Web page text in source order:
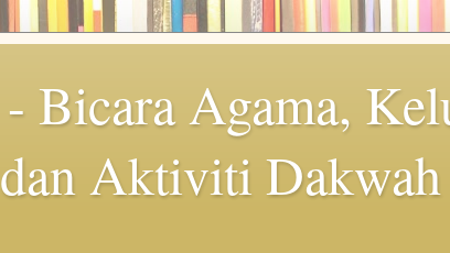
Bicara Agama,
Aktiviti Dakwah